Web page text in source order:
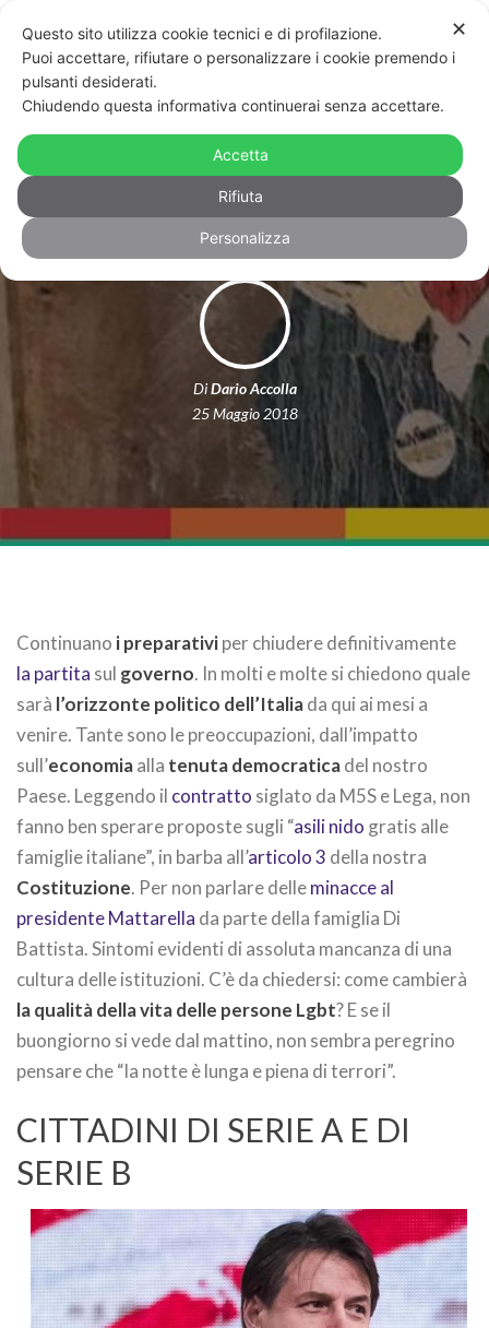
Programma di governo: quale futuro
per la gay community?
DiDario Accolla
25 Maggio 2018
Continuano i preparativiper chiudere definitivamente
la partita sul governo. In molti e molte si chiedono quale
sarà l’orizzonte politico dell’Italiada qui ai mesi a
venire. Tante sono le preoccupazioni, dall’impatto
sull’economiaalla tenuta democraticadel nostro
Paese. Leggendo il contratto siglato da M5S e Lega, non
fanno ben sperare proposte sugli “asili nido gratis alle
famiglie italiane”, in barba all’articolo 3 della nostra
Costituzione. Per non parlare delleminacce al
presidente Mattarella da parte della famiglia Di
Battista. Sintomi evidenti di assoluta mancanza di una
cultura delle istituzioni. C’è da chiedersi: come cambierà
la qualità della vita delle persone Lgbt? E se il
buongiorno si vede dal mattino, non sembra peregrino
pensare che “la notte è lunga e piena di terrori”.
CITTADINI DI SERIE A E DI
SERIE B
✕
Questo sito utilizza cookie tecnici e di profilazione.
Puoi accettare, rifiutare o personalizzare i cookie premendo i
pulsanti desiderati.
Chiudendo questa informativa continuerai senza accettare.
Accetta
Rifiuta
Personalizza